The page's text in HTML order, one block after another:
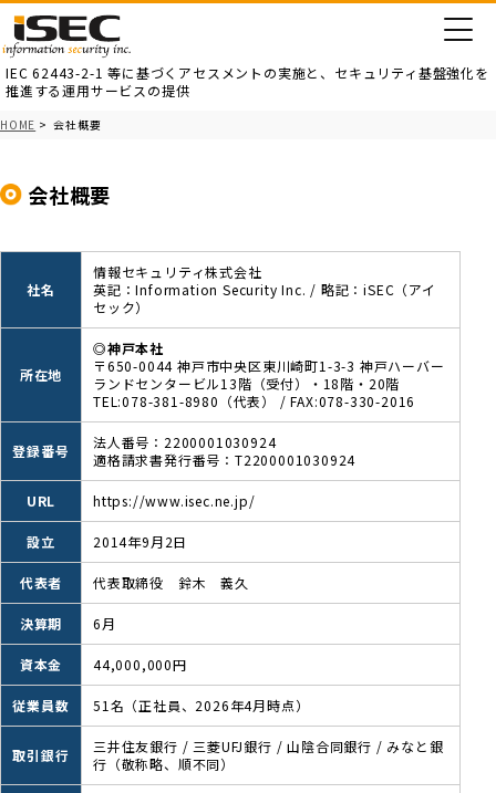
IEC 62443-2-1 等に基づくアセスメントの実施と、 セキュリティ基盤強化を
推進する運用サービスの提供
HOME > 会社概要
会社概要
社名
情報セキュリティ株式会社
英記：Information Security Inc. / 略記：iSEC（アイ
セック）
所在地
◎神戸本社
〒650-0044 神戸市中央区東川崎町1-3-3 神戸ハーバー
ランドセンタービル13階（受付）・18階・20階
TEL:078-381-8980（代表） / FAX:078-330-2016
登録番号
法人番号：2200001030924
適格請求書発行番号：T2200001030924
URL https://www.isec.ne.jp/
設立 2014年9月2日
代表者 代表取締役 鈴木 義久
決算期 6月
資本金 44,000,000円
従業員数 51名（正社員、2026年4月時点）
取引銀行
三井住友銀行 / 三菱UFJ銀行 / 山陰合同銀行 / みなと銀
行（敬称略、順不同）